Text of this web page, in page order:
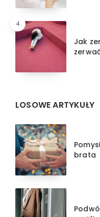
4
Jak
LOSOWE ARTYKUŁY
brata